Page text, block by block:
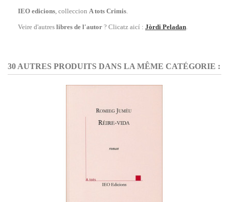
IEO edicions, colleccion A tots Crimis.
Veire d'autres libres de l'autor ? Clicatz aicí : Jòrdi Peladan.
30 AUTRES PRODUITS DANS LA MÊME CATÉGORIE :